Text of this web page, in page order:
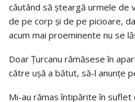
căutând să şteargă urmele de
de pe corp şi de pe picioare,
acum mai proeminente nu se
Doar Ţurcanu rămăsese în
către uşă a bătut, să-l anunţe
Mi-au rămas întipărite în suflet